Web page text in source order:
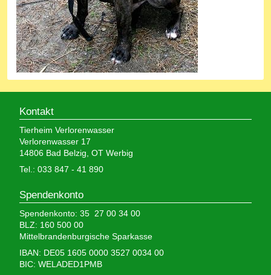
Kontakt
Tierheim Verlorenwasser
Verlorenwasser 17
14806 Bad Belzig, OT Werbig
Tel.: 033 847 - 41 890
Spendenkonto
Spendenkonto: 35 27 00 34 00
BLZ: 160 500 00
Mittelbrandenburgische Sparkasse
IBAN: DE05 1605 0000 3527 0034 00
BIC: WELADED1PMB